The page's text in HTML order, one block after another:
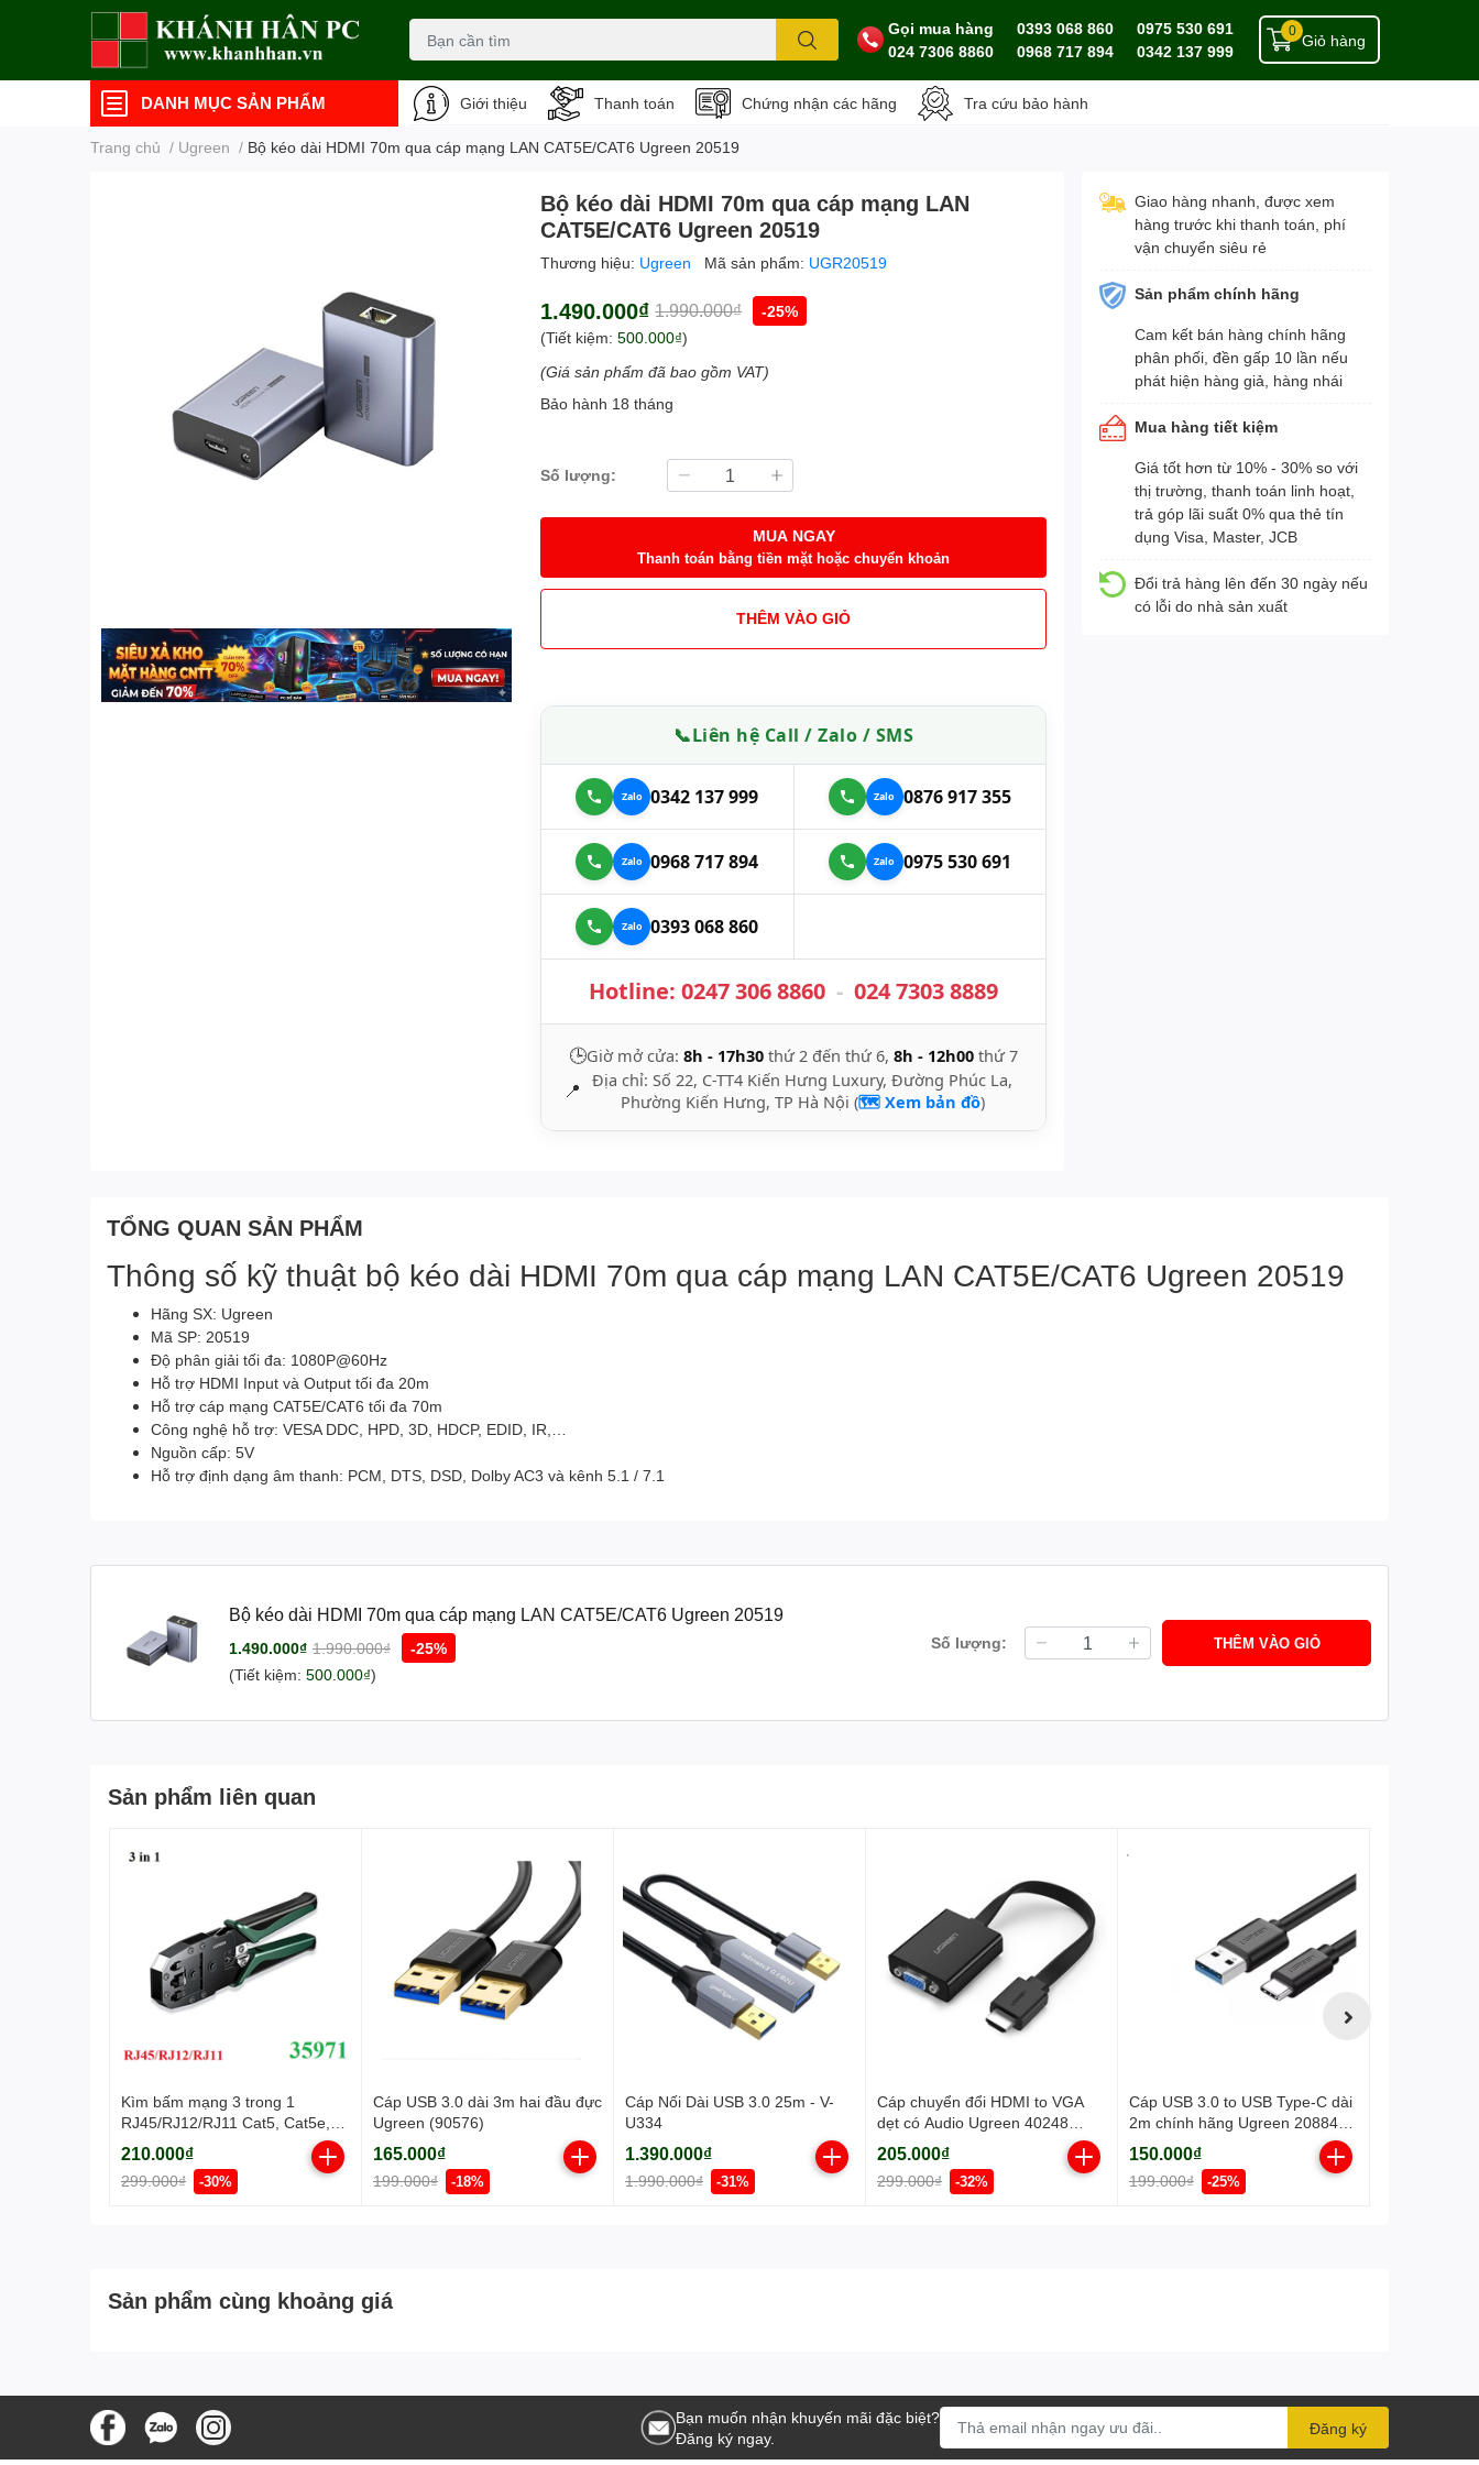
Gọi mua hàng
024 7306 8860
0393 068 860
0968 717 894
0975 530 691
0342 137 999
Giỏ hàng
0
DANH MỤC SẢN PHẨM Giới thiệu Thanh toán Chứng nhận các hãng Tra cứu bảo hành
Trang chủ / Ugreen / Bộ kéo dài HDMI 70m qua cáp mạng LAN CAT5E/CAT6 Ugreen 20519
Bộ kéo dài HDMI 70m qua cáp mạng LAN
CAT5E/CAT6 Ugreen 20519
Thương hiệu: Ugreen Mã sản phẩm: UGR20519
1.490.000₫ 1.990.000₫
-25%
(Tiết kiệm:500.000₫)
(Giá sản phẩm đã bao gồm VAT)
Bảo hành 18 tháng
Số lượng:
MUA NGAY
Thanh toán bằng tiền mặt hoặc chuyển khoản
THÊM VÀO GIỎ
📞Liên hệ Call / Zalo / SMS
0342 137 999 0876 917 355
0968 717 894 0975 530 691
0393 068 860
Hotline:0247 306 8860 - 024 7303 8889
🕒Giờ mở cửa:8h - 17h30 thứ 2 đến thứ 6,8h - 12h00 thứ 7
📍
Địa chỉ: Số 22, C-TT4 Kiến Hưng Luxury, Đường Phúc La,
Phường Kiến Hưng, TP Hà Nội (🗺️ Xem bản đồ)
Giao hàng nhanh, được xem
hàng trước khi thanh toán, phí
vận chuyển siêu rẻ
Sản phẩm chính hãng
Cam kết bán hàng chính hãng
phân phối, đền gấp 10 lần nếu
phát hiện hàng giả, hàng nhái
Mua hàng tiết kiệm
Giá tốt hơn từ 10% - 30% so với
thị trường, thanh toán linh hoạt,
trả góp lãi suất 0% qua thẻ tín
dụng Visa, Master, JCB
Đổi trả hàng lên đến 30 ngày nếu
có lỗi do nhà sản xuất
TỔNG QUAN SẢN PHẨM
Thông số kỹ thuật bộ kéo dài HDMI 70m qua cáp mạng LAN CAT5E/CAT6 Ugreen 20519
Hãng SX: Ugreen
Mã SP: 20519
Độ phân giải tối đa: 1080P@60Hz
Hỗ trợ HDMI Input và Output tối đa 20m
Hỗ trợ cáp mạng CAT5E/CAT6 tối đa 70m
Công nghệ hỗ trợ: VESA DDC, HPD, 3D, HDCP, EDID, IR,…
Nguồn cấp: 5V
Hỗ trợ định dạng âm thanh: PCM, DTS, DSD, Dolby AC3 và kênh 5.1 / 7.1
Bộ kéo dài HDMI 70m qua cáp mạng LAN CAT5E/CAT6 Ugreen 20519
1.490.000₫ 1.990.000₫
-25%
(Tiết kiệm: 500.000₫)
Số lượng: THÊM VÀO GIỎ
Sản phẩm liên quan
Kìm bấm mạng 3 trong 1
RJ45/RJ12/RJ11 Cat5, Cat5e,
Cat6 Ugreen 35971
210.000₫
299.000₫ -30%
Cáp USB 3.0 dài 3m hai đầu đực
Ugreen (90576)
165.000₫
199.000₫ -18%
Cáp Nối Dài USB 3.0 25m - V-
U334
1.390.000₫
1.990.000₫ -31%
Cáp chuyển đổi HDMI to VGA
dẹt có Audio Ugreen 40248
Chính hãng
205.000₫
299.000₫ -32%
Cáp USB 3.0 to USB Type-C dài
2m chính hãng Ugreen 20884
cao cấp
150.000₫
199.000₫ -25%
Sản phẩm cùng khoảng giá
Bạn muốn nhận khuyến mãi đặc biệt?
Đăng ký ngay.
Đăng ký